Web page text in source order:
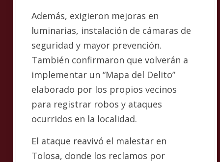
Además, exigieron mejoras en
luminarias, instalación de cámaras de
seguridad y mayor prevención.
También confirmaron que volverán a
implementar un “Mapa del Delito”
elaborado por los propios vecinos
para registrar robos y ataques
ocurridos en la localidad.
El ataque reavivó el malestar en
Tolosa, donde los reclamos por